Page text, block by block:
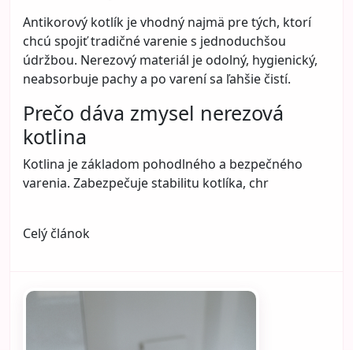
Antikorový kotlík je vhodný najmä pre tých, ktorí
chcú spojiť tradičné varenie s jednoduchšou
údržbou. Nerezový materiál je odolný, hygienický,
neabsorbuje pachy a po varení sa ľahšie čistí.
Prečo dáva zmysel nerezová
kotlina
Kotlina je základom pohodlného a bezpečného
varenia. Zabezpečuje stabilitu kotlíka, chr
Celý článok